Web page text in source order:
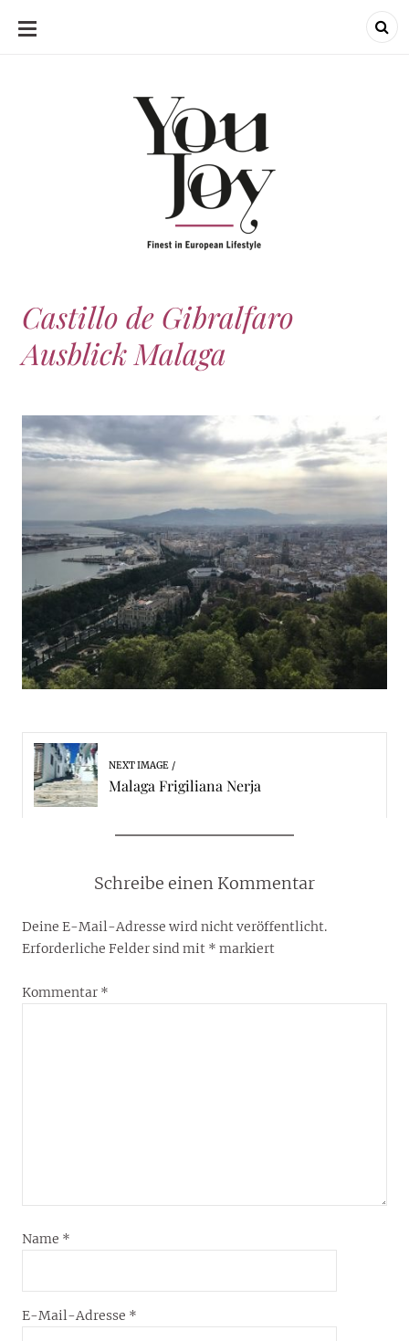
SKIP
Castillo de Gibralfaro
Ausblick Malaga
NEXT IMAGE
Malaga Frigiliana Nerja
Schreibe einen Kommentar
Deine E-Mail-Adresse wird nicht veröffentlicht.
Erforderliche Felder sind mit * markiert
Kommentar *
Name *
E-Mail-Adresse *